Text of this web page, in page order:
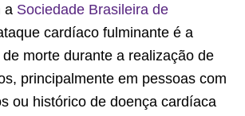
a Sociedade Brasileira de
cardíaco fulminante é a
morte durante a realização de
principalmente em pessoas com
ou histórico de doença cardíaca